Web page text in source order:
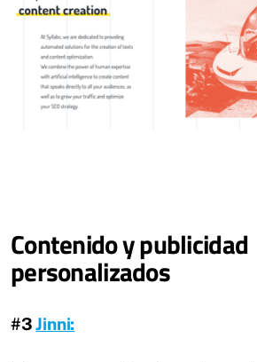
Contenido y publicidad
personalizados
#3Jinni: